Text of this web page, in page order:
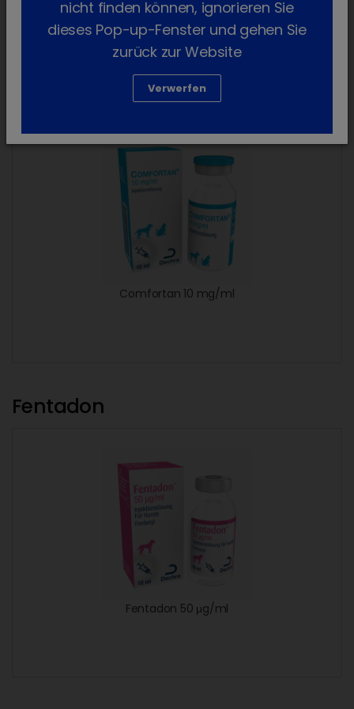
Comfortan 10 mg/ml
Fentadon
Fentadon 50 μg/ml
nicht finden können, ignorieren Sie
dieses Pop-up-Fenster und gehen Sie
zurück zur Website
Verwerfen